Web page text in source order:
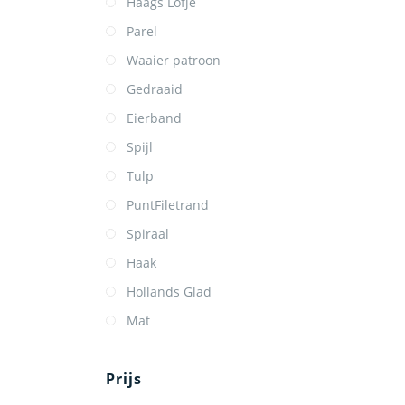
Parel
Waaier patroon
Gedraaid
Eierband
Spijl
Tulp
PuntFiletrand
Spiraal
Haak
Hollands Glad
Mat
Prijs